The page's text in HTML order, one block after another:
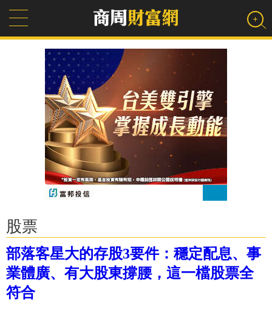
股票
部落客星大的存股3要件：穩定配息、事
業體廣、有大股東撐腰，這一檔股票全
符合